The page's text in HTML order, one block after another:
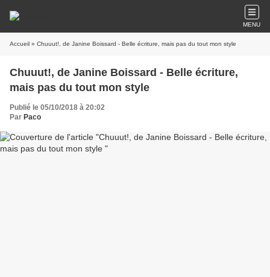
MENU
Accueil » Chuuut!, de Janine Boissard - Belle écriture, mais pas du tout mon style
Chuuut!, de Janine Boissard - Belle écriture,
mais pas du tout mon style
Publié le 05/10/2018 à 20:02
Par Paco